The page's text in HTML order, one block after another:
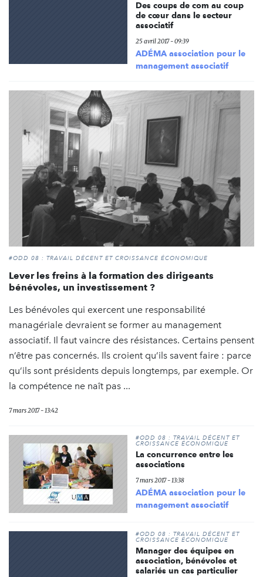
Des coups de com au coup
de cœur dans le secteur
associatif
25 avril 2017 - 09:39
ADÉMA association pour le
management associatif
#ODD 08 : TRAVAIL DÉCENT ET CROISSANCE ÉCONOMIQUE
Lever les freins à la formation des dirigeants
bénévoles, un investissement ?
Les bénévoles qui exercent une responsabilité
managériale devraient se former au management
associatif. Il faut vaincre des résistances. Certains pensent
n’être pas concernés. Ils croient qu’ils savent faire : parce
qu’ils sont présidents depuis longtemps, par exemple. Or
la compétence ne naît pas ...
7 mars 2017 - 13:42
#ODD 08 : TRAVAIL DÉCENT ET
CROISSANCE ÉCONOMIQUE
La concurrence entre les
associations
7 mars 2017 - 13:38
ADÉMA association pour le
management associatif
#ODD 08 : TRAVAIL DÉCENT ET
CROISSANCE ÉCONOMIQUE
Manager des équipes en
association, bénévoles et
salariés un cas particulier